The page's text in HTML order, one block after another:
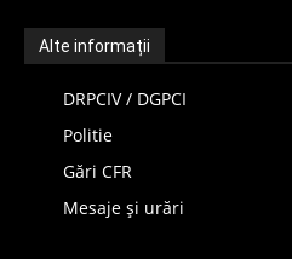
Alte informații
DRPCIV / DGPCI
Politie
Gări CFR
Mesaje și urări